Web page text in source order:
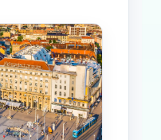
intermedias